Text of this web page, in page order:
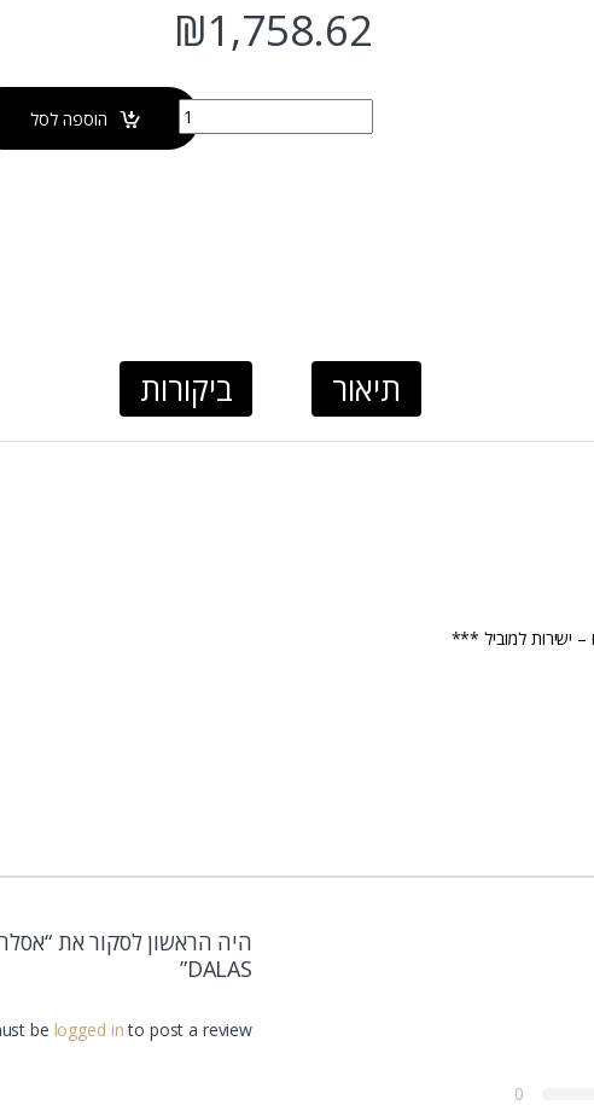
₪1,758.62
כמות של אסלה מונובלוק רימלס, מנגנון פנאומטי דו DALAS
הוספה לסל
תיאור ביקורות
0
היה הראשון לסקור את “אסלה
DALAS”
be logged into post a review.